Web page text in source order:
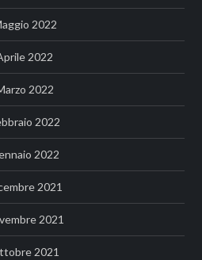
2022
2022
2022
2022
2022
2021
2021
2021